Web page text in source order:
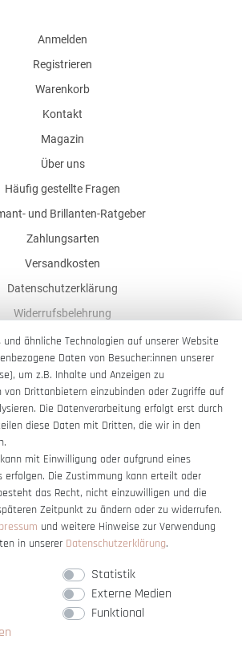
Anmelden
Registrieren
Warenkorb
Kontakt
Magazin
Über uns
Häufig gestellte Fragen
und Brillanten-Ratgeber
Zahlungsarten
Versandkosten
Datenschutzerklärung
Widerrufsbelehrung
AGB
Impressum
Barrierefreiheitserklärung
Vertrag widerrufen
ähnliche Technologien auf unserer Website
Daten von Besucher:innen unserer
um z.B. Inhalte und Anzeigen zu
von Drittanbietern einzubinden oder Zugriffe auf
Die Datenverarbeitung erfolgt erst durch
diese Daten mit Dritten, die wir in den
mit Einwilligung oder aufgrund eines
erfolgen. Die Zustimmung kann erteilt oder
das Recht, nicht einzuwilligen und die
Zeitpunkt zu ändern oder zu widerrufen.
und weitere Hinweise zur Verwendung
in unserer Daten­schutz­erklärung.
Statistik
Externe Medien
Funktional